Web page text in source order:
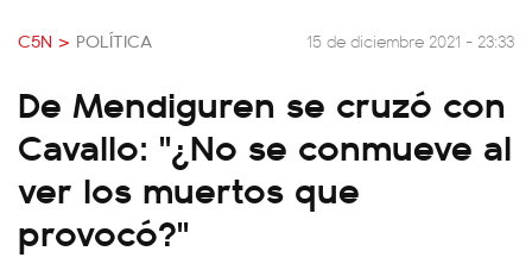
C5N > POLÍTICA 15 de diciembre 2021 - 23:33
De Mendiguren se cruzó con
Cavallo: "¿No se conmueve al
ver los muertos que
provocó?"